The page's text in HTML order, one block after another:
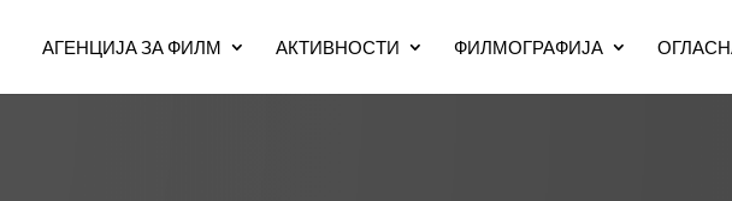
АГЕНЦИЈА ЗА ФИЛМ АКТИВНОСТИ ФИЛМОГРАФИЈА